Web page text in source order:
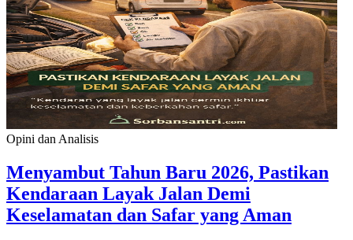
Opini dan Analisis
Menyambut Tahun Baru 2026, Pastikan
Kendaraan Layak Jalan Demi
Keselamatan dan Safar yang Aman